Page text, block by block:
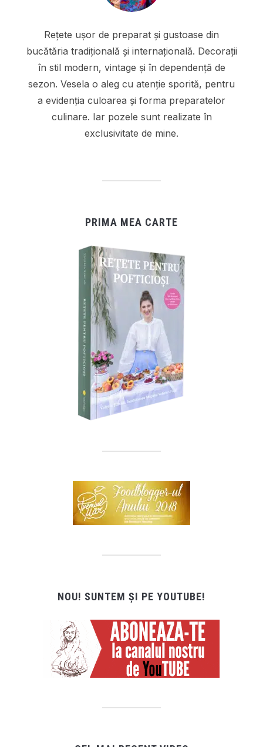
Rețete ușor de preparat și gustoase din
bucătăria tradițională și internațională. Decorații
în stil modern, vintage și în dependență de
sezon. Vesela o aleg cu atenție sporită, pentru
a evidenția culoarea și forma preparatelor
culinare. Iar pozele sunt realizate în
exclusivitate de mine.
PRIMA MEA CARTE
NOU! SUNTEM ȘI PE YOUTUBE!